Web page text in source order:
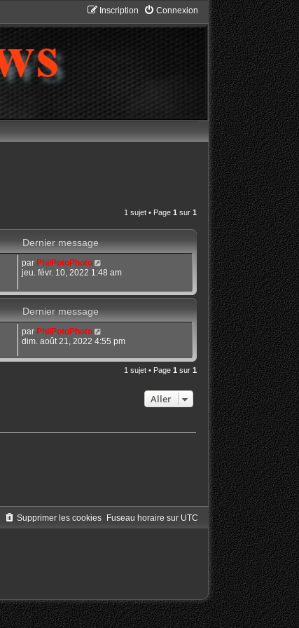
Connexion
Inscription
1 sujet • Page 1 sur 1
Dernier message
par PhilPotoPhoto
jeu. févr. 10, 2022 1:48 am
Dernier message
par PhilPotoPhoto
dim. août 21, 2022 4:55 pm
1 sujet • Page 1 sur 1
Aller
Fuseau horaire sur UTC
Supprimer les cookies